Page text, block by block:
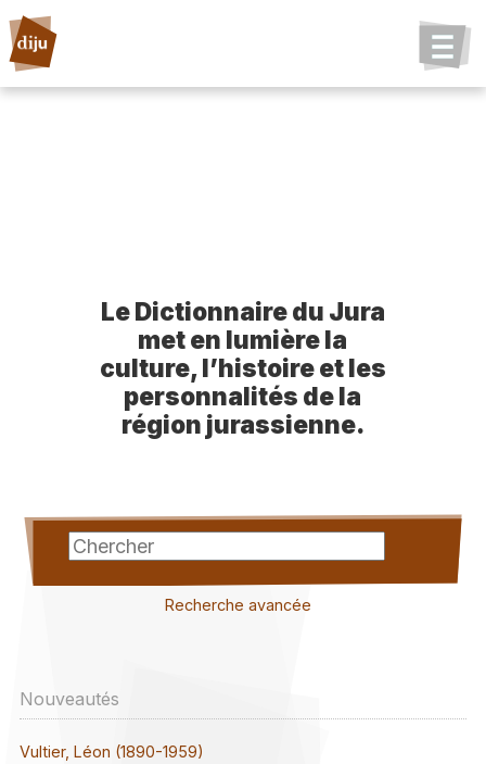
Le Dictionnaire du Jura
met en lumière la
culture, l’histoire et les
personnalités de la
région jurassienne.
Recherche avancée
Nouveautés
Vultier, Léon (1890-1959)